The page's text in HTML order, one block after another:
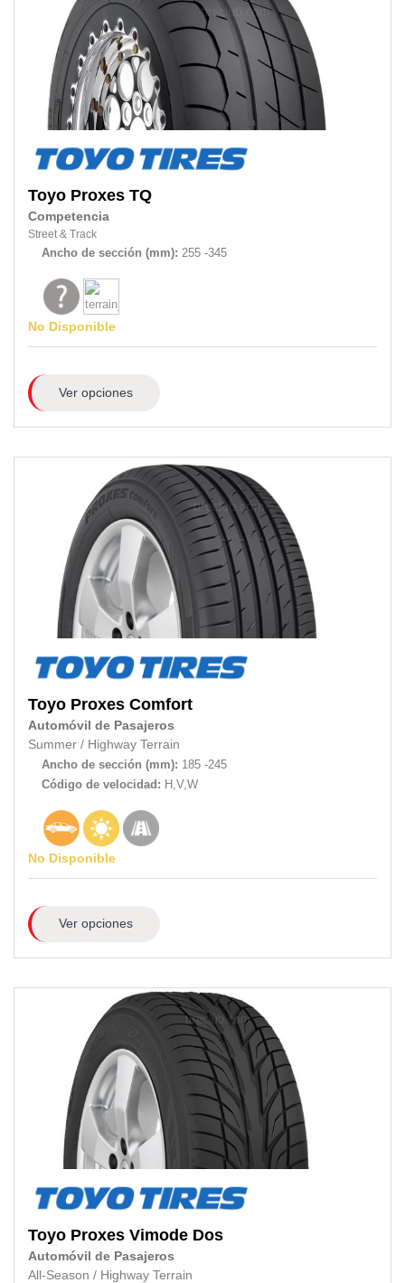
Toyo Proxes TQ
Competencia
Street & Track
Ancho de sección (mm): 255 -345
No Disponible
Ver opciones
Toyo Proxes Comfort
Automóvil de Pasajeros
Summer / Highway Terrain
Ancho de sección (mm): 185 -245
Código de velocidad: H,V,W
No Disponible
Ver opciones
Toyo Proxes Vimode Dos
Automóvil de Pasajeros
All-Season / Highway Terrain